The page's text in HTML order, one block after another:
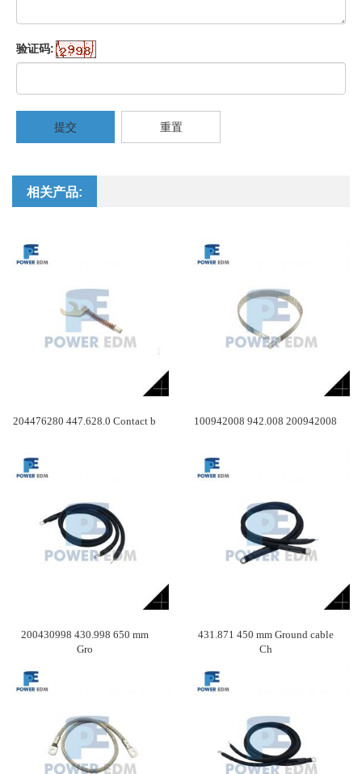
验证码:
提交 重置
相关产品:
204476280 447.628.0 Contact b 100942008 942.008 200942008
200430998 430.998 650 mm
Gro
431.871 450 mm Ground cable
Ch